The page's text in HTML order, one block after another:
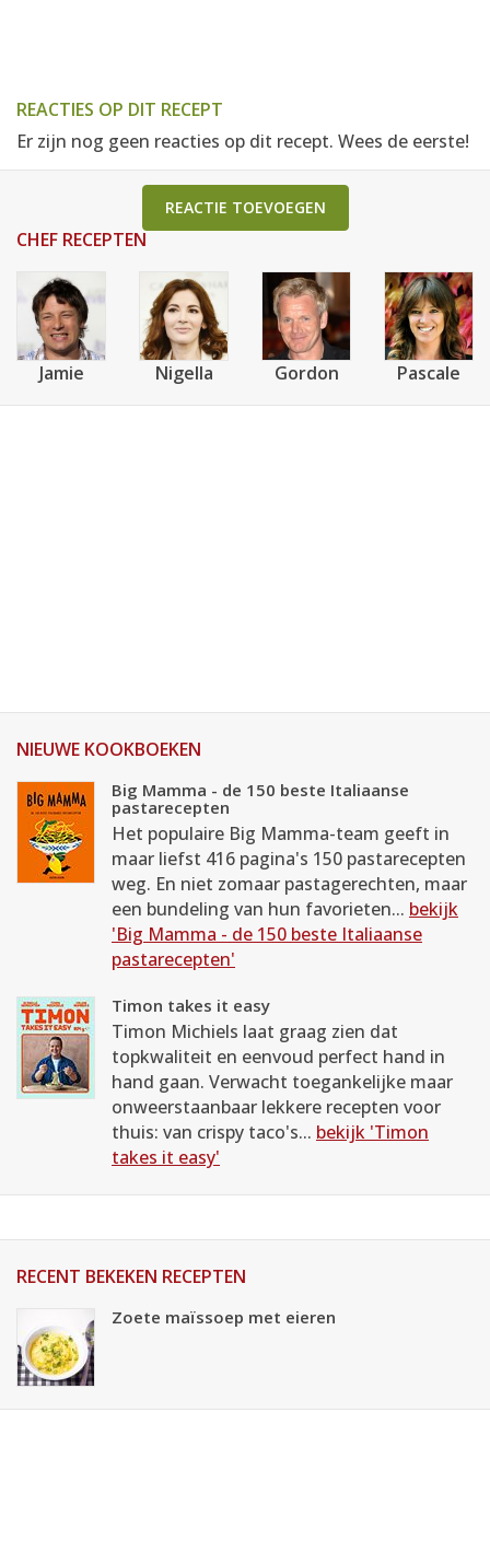
REACTIES OP DIT RECEPT
Er zijn nog geen reacties op dit recept. Wees de eerste!
REACTIE TOEVOEGEN
CHEF RECEPTEN
Jamie Nigella Gordon Pascale
NIEUWE KOOKBOEKEN
Big Mamma - de 150 beste Italiaanse
pastarecepten
Het populaire Big Mamma-team geeft in
maar liefst 416 pagina's 150 pastarecepten
weg. En niet zomaar pastagerechten, maar
een bundeling van hun favorieten... bekijk
'Big Mamma - de 150 beste Italiaanse
pastarecepten'
Timon takes it easy
Timon Michiels laat graag zien dat
topkwaliteit en eenvoud perfect hand in
hand gaan. Verwacht toegankelijke maar
onweerstaanbaar lekkere recepten voor
thuis: van crispy taco's... bekijk 'Timon
takes it easy'
RECENT BEKEKEN RECEPTEN
Zoete maïssoep met eieren